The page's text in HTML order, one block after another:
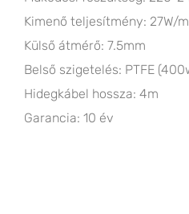
Kimenő teljesítmény: 27W/m
Külső átmérő: 7.5mm
Belső szigetelés: PTFE
Hidegkábel hossza: 4m
Garancia: 10 év